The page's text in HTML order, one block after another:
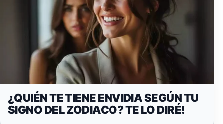
¿QUIÉN TE TIENE ENVIDIA SEGÚN TU
SIGNO DEL ZODIACO? TE LO DIRÉ!